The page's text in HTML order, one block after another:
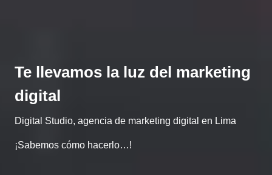
Te llevamos la luz del marketing
digital
Digital Studio, agencia de marketing digital en Lima
¡Sabemos cómo hacerlo…!